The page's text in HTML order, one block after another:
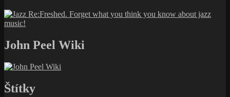
John Peel Wiki
Štítky